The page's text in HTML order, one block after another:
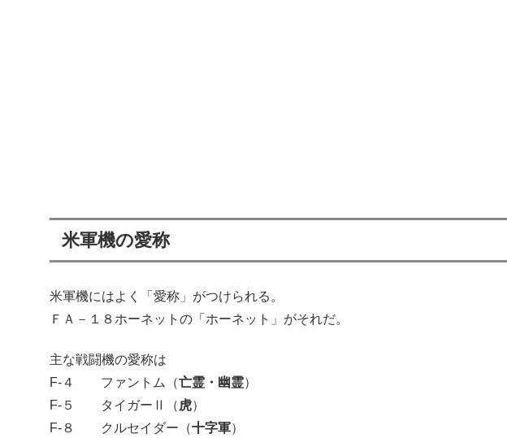
米軍機の愛称
米軍機にはよく「愛称」がつけられる。
ＦＡ－１８ホーネットの「ホーネット」がそれだ。
主な戦闘機の愛称は
F-４ ファントム（亡霊・幽霊）
F-５ タイガーⅡ（ 虎）
F-８ クルセイダー（十字軍）